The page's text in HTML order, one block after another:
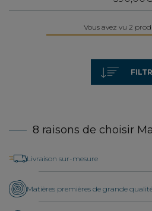
Vous avez vu 2
8 raisons de choisir
Livraison sur-mesure
Matières premières de grande